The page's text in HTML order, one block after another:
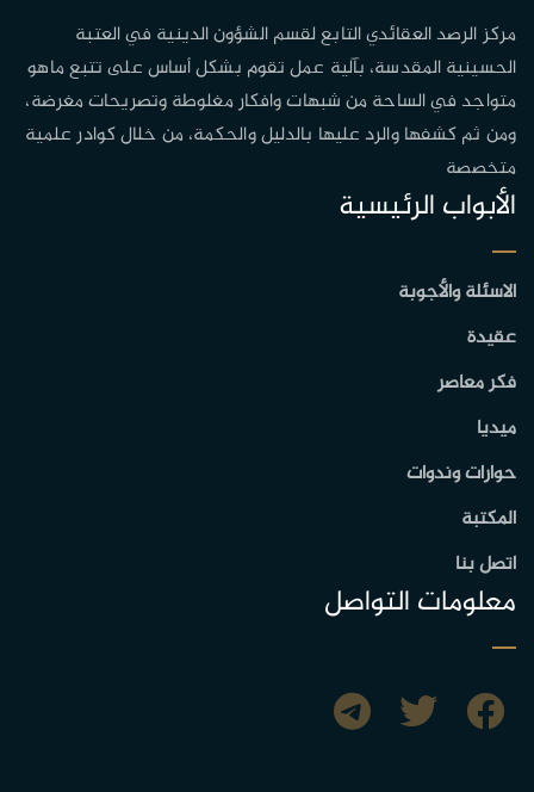
مركز الرصد العقائدي التابع لقسم الشؤون الدينية في العتبة
الحسينية المقدسة، بآلية عمل تقوم بشكل أساس على تتبع ماهو
متواجد في الساحة من شبهات وافكار مغلوطة وتصريحات مغرضة،
ومن ثم كشفها والرد عليها بالدليل والحكمة، من خلال كوادر علمية
متخصصة
الأبواب الرئيسية
الاسئلة والأجوبة
عقيدة
فكر معاصر
ميديا
حوارات وندوات
المكتبة
اتصل بنا
معلومات التواصل